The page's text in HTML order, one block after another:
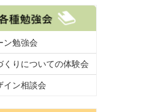
ン勉強会
くりについての体験会
イン相談会